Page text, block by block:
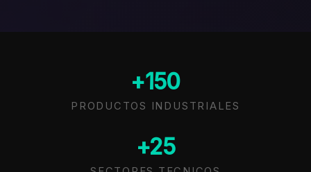
+150
PRODUCTOS INDUSTRIALES
+25